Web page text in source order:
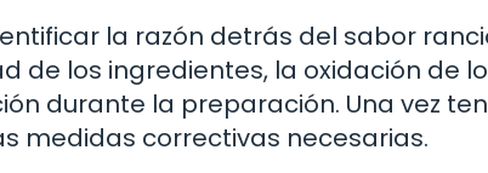
la razón detrás del sabor
de los ingredientes, la oxidación de
durante la preparación. Una vez
medidas correctivas necesarias.